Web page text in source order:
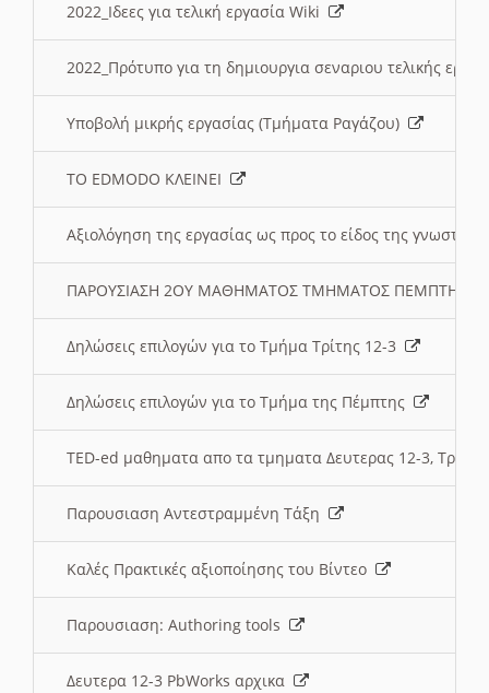
2022_Ιδεες για τελική εργασία Wiki
2022_Πρότυπο για τη δημιουργια σεναριου τελικής
Υποβολή μικρής εργασίας (Τμήματα Ραγάζου)
ΤΟ EDMODO ΚΛΕΙΝΕΙ
Αξιολόγηση της εργασίας ως προς το είδος της
ΠΑΡΟΥΣΙΑΣΗ 2ΟΥ ΜΑΘΗΜΑΤΟΣ ΤΜΗΜΑΤΟΣ
Δηλώσεις επιλογών για το Τμήμα Τρίτης 12-3
Δηλώσεις επιλογών για το Τμήμα της Πέμπτης
TED-ed μαθηματα απο τα τμηματα Δευτερας 12-3,
Παρουσιαση Αντεστραμμένη Τάξη
Καλές Πρακτικές αξιοποίησης του Βίντεο
Παρουσιαση: Authoring tools
Δευτερα 12-3 PbWorks αρχικα